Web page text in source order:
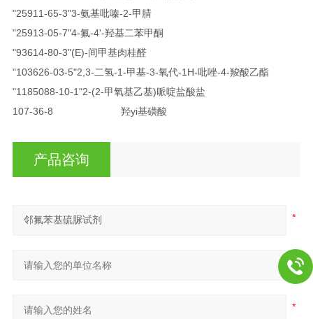
"25911-65-3"3-氨基吡嗪-2-甲腈
"25913-05-7"4-氟-4'-羟基二苯甲酮
"93614-80-3"(E)-间甲基肉桂醛
"103626-03-5"2,3-二氢-1-甲基-3-氧代-1H-吡唑-4-羧酸乙酯
"1185088-10-1"2-(2-甲氧基乙基)哌啶盐酸盐
107-36-8
羟yi基磺酸
产品咨询